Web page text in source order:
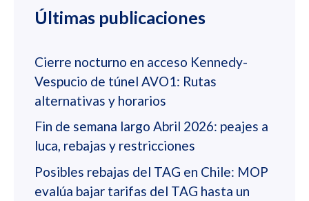
Últimas publicaciones
Cierre nocturno en acceso Kennedy-
Vespucio de túnel AVO1: Rutas
alternativas y horarios
Fin de semana largo Abril 2026: peajes a
luca, rebajas y restricciones
Posibles rebajas del TAG en Chile: MOP
evalúa bajar tarifas del TAG hasta un